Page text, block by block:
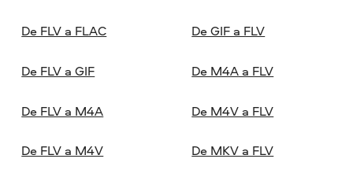
De FLV a FLAC
De FLV a GIF
De FLV a M4A
De FLV a M4V
De GIF a FLV
De M4A a FLV
De M4V a FLV
De MKV a FLV